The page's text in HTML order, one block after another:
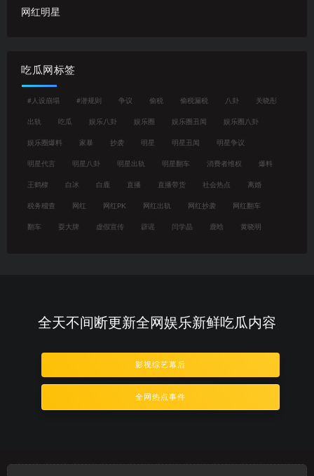
网红明星
吃瓜网标签
#人设崩塌 #潜规则 争议 偷税 偷税漏税 八卦 关晓彤
出轨 吃瓜 娱乐八卦 娱乐圈 娱乐圈丑闻 娱乐圈八卦
娱乐圈爆料 家暴 抄袭 明星 明星丑闻 明星争议
明星代言 明星八卦 明星出轨 明星翻车 消费者维权 爆料
王鹤棣 白冰 白鹿 直播 直播带货 社会热点 离婚
税务稽查 网红 网红PK 网红出轨 网红抄袭 网红翻车
翻车 耍大牌 虚假宣传 辟谣 闫学晶 鹿晗 黄晓明
全天不间断更新全网娱乐新鲜吃瓜内容
影视综艺幕后
全网热点事件